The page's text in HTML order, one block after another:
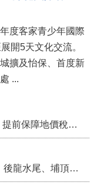
度客家青少年國際
開5天文化交流。
擴及怡保、首度新
增校園交流外，更配合駐馬來西亞代表處 ...
移轉土地勾選土地現值申報書第14欄，提前保障地價稅節稅權益
苗栗農村綠色照顧成果登上全國舞台！ 後龍水尾、埔頂社區前進2026高齡健康產業博覽會